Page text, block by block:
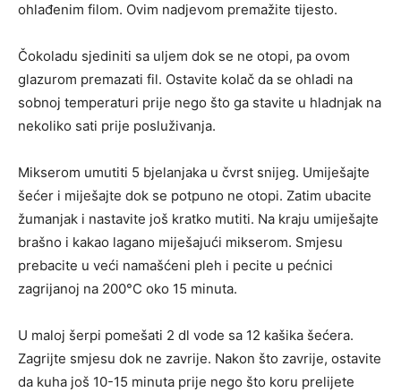
ohlađenim filom. Ovim nadjevom premažite tijesto.
Čokoladu sjediniti sa uljem dok se ne otopi, pa ovom
glazurom premazati fil. Ostavite kolač da se ohladi na
sobnoj temperaturi prije nego što ga stavite u hladnjak na
nekoliko sati prije posluživanja.
Mikserom umutiti 5 bjelanjaka u čvrst snijeg. Umiješajte
šećer i miješajte dok se potpuno ne otopi. Zatim ubacite
žumanjak i nastavite još kratko mutiti. Na kraju umiješajte
brašno i kakao lagano miješajući mikserom. Smjesu
prebacite u veći namašćeni pleh i pecite u pećnici
zagrijanoj na 200°C oko 15 minuta.
U maloj šerpi pomešati 2 dl vode sa 12 kašika šećera.
Zagrijte smjesu dok ne zavrije. Nakon što zavrije, ostavite
da kuha još 10-15 minuta prije nego što koru prelijete